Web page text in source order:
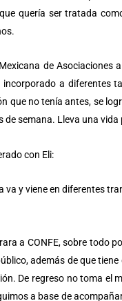
quería ser tratada
de Asociaciones
incorporado a diferentes
que no tenía antes, se
de semana. Lleva una vida
con Eli:
y viene en diferentes
a CONFE, sobre todo
además de que
De regreso no toma el
a base de